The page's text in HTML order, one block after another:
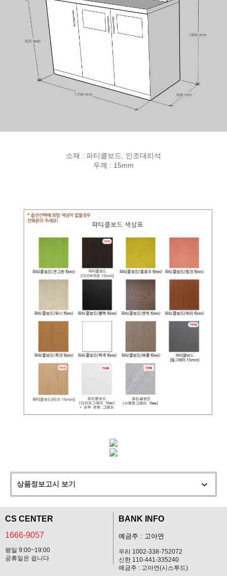
소재 : 파티클보드, 인조대리석
두께 : 15mm
상품정보고시 보기
CS CENTER
1666-9057
평일 9:00~19:00
공휴일은 쉽니다
BANK INFO
예금주 : 고아연
우리 1002-338-752072
신한 110-441-335240
예금주 : 고아연(시스투드)